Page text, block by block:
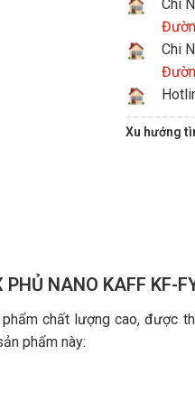
Chi
Chi
Xu hướng
NANO KAFF KF-
chất lượng cao, được
phẩm này: